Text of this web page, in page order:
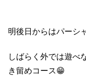
明後日からはパーシ
しばらく外では遊べ
き留めコース😁